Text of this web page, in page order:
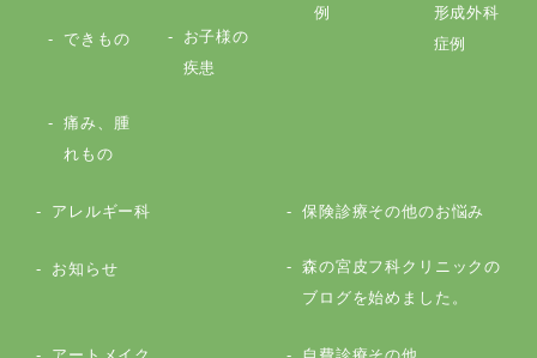
できもの
お子様の
疾患
痛み、腫
れもの
例
形成外科
症例
アレルギー科 保険診療その他のお悩み
お知らせ
森の宮皮フ科クリニックの
ブログを始めました。